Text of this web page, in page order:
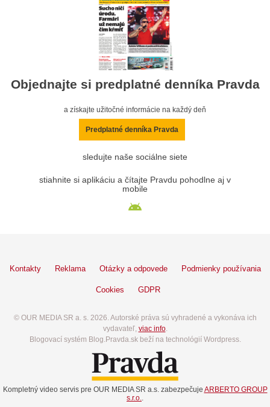
Objednajte si predplatné denníka Pravda
a získajte užitočné informácie na každý deň
Predplatné denníka Pravda
sledujte naše sociálne siete
stiahnite si aplikáciu a čítajte Pravdu pohodlne aj v
mobile
Kontakty Reklama Otázky a odpovede Podmienky používania
Cookies GDPR
© OUR MEDIA SR a. s. 2026. Autorské práva sú vyhradené a vykonáva ich
vydavateľ, viac info.
Blogovací systém Blog.Pravda.sk beží na technológií Wordpress.
Kompletný video servis pre OUR MEDIA SR a.s. zabezpečuje ARBERTO GROUP
s.r.o.